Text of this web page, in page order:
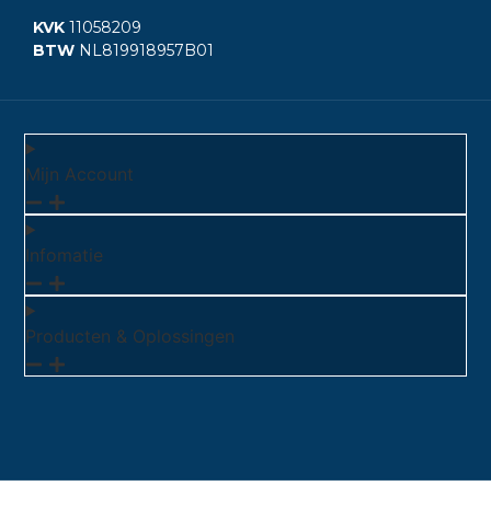
KVK 11058209
BTW NL819918957B01
Mijn Account
Infomatie
Producten & Oplossingen